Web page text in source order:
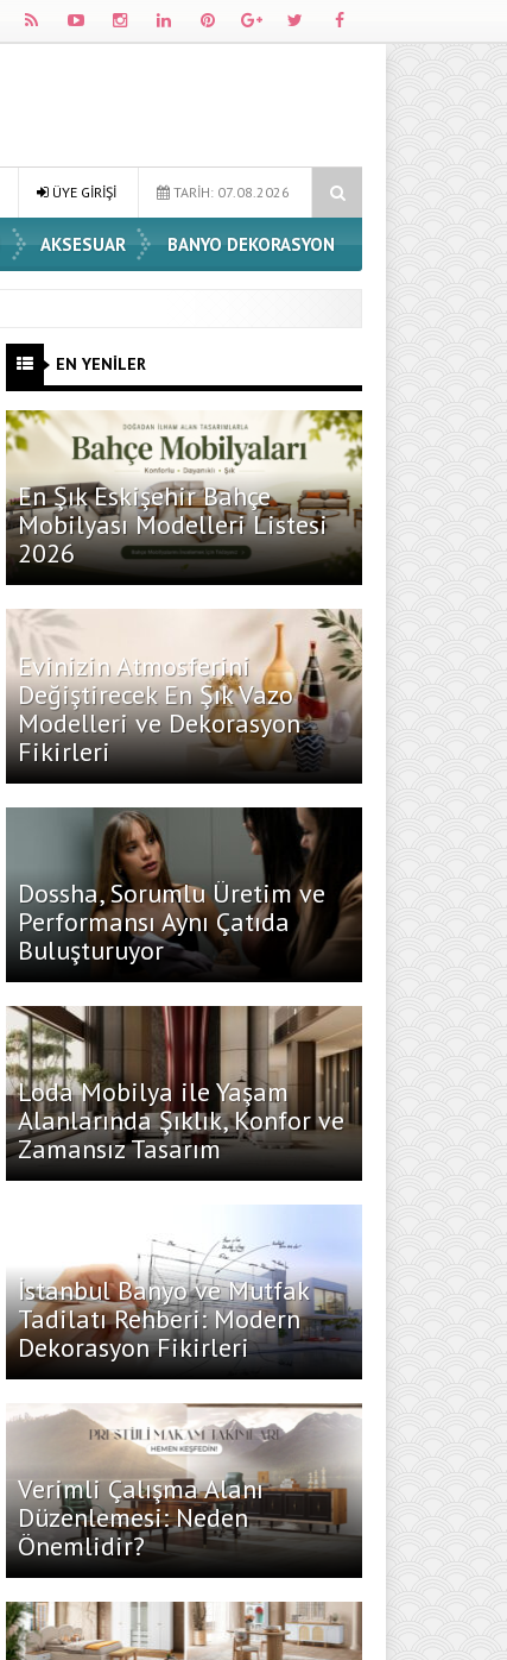
Dossha, Sorumlu Üretim ve Performansı Aynı Çatıda Buluşturuyor
TARİH: 07.08.2026
ÜYE GİRİŞİ
AKSESUAR BANYO DEKORASYON
EN YENİLER
En Şık Eskişehir Bahçe
Mobilyası Modelleri Listesi
2026
Evinizin Atmosferini
Değiştirecek En Şık Vazo
Modelleri ve Dekorasyon
Fikirleri
Dossha, Sorumlu Üretim ve
Performansı Aynı Çatıda
Buluşturuyor
Loda Mobilya ile Yaşam
Alanlarında Şıklık, Konfor ve
Zamansız Tasarım
İstanbul Banyo ve Mutfak
Tadilatı Rehberi: Modern
Dekorasyon Fikirleri
Verimli Çalışma Alanı
Düzenlemesi: Neden
Önemlidir?